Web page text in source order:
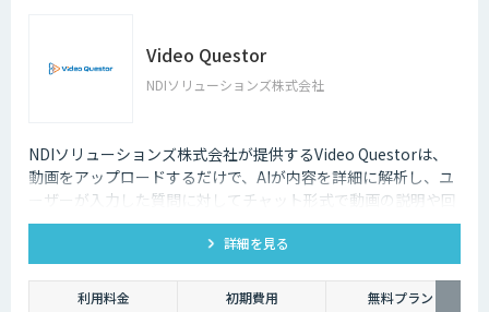
Video Questor
NDIソリューションズ株式会社
NDIソリューションズ株式会社が提供するVideo Questorは、
動画をアップロードするだけで、AIが内容を詳細に解析し、ユ
ーザーが入力した質問に対してチャット形式で動画の説明や回
答を行います。
詳細を見る
利用料金 初期費用
無料プラン